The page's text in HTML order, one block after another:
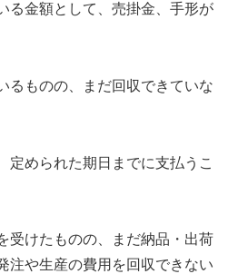
る金額として、売掛金、手形が
るものの、まだ回収できていな
定められた期日までに支払うこ
受けたものの、まだ納品・出荷
注や生産の費用を回収できない